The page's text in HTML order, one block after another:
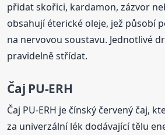
přidat skořici, kardamon, zázvor
obsahují éterické oleje, jež působí
na nervovou soustavu. Jednotlivé
pravidelně střídat.
Čaj PU-ERH
Čaj PU-ERH je čínský červený čaj,
za univerzální lék dodávající tělu